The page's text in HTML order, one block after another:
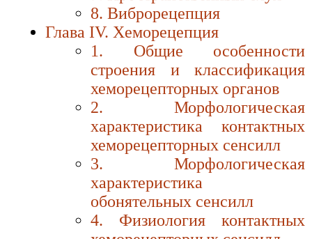
8. Виброрецепция
Глава IV. Хеморецепция
1. Общие особенности
строения и классификация
хеморецепторных органов
2. Морфологическая
характеристика контактных
хеморецепторных сенсилл
3. Морфологическая
характеристика
обонятельных сенсилл
4. Физиология контактных